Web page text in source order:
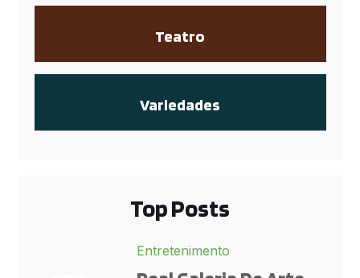
Teatro
Variedades
Top Posts
Entretenimento